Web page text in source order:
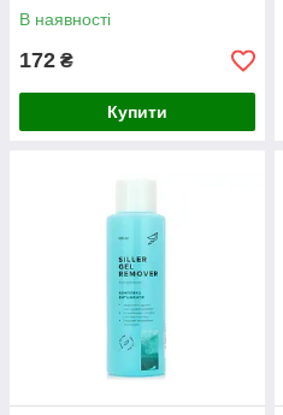
В наявності
172 ₴
Купити